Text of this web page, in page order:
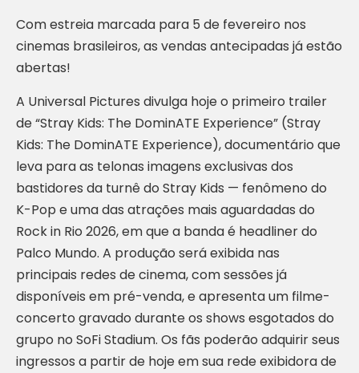
Com estreia marcada para 5 de fevereiro nos
cinemas brasileiros, as vendas antecipadas já estão
abertas!
A Universal Pictures divulga hoje o primeiro trailer
de “Stray Kids: The DominATE Experience” (Stray
Kids: The DominATE Experience), documentário que
leva para as telonas imagens exclusivas dos
bastidores da turnê do Stray Kids — fenômeno do
K-Pop e uma das atrações mais aguardadas do
Rock in Rio 2026, em que a banda é headliner do
Palco Mundo. A produção será exibida nas
principais redes de cinema, com sessões já
disponíveis em pré-venda, e apresenta um filme-
concerto gravado durante os shows esgotados do
grupo no SoFi Stadium. Os fãs poderão adquirir seus
ingressos a partir de hoje em sua rede exibidora de